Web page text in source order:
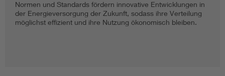
Normen und Standards fördern innovative Entwicklungen in
der Energieversorgung der Zukunft, sodass ihre Verteilung
möglichst effizient und ihre Nutzung ökonomisch bleiben.